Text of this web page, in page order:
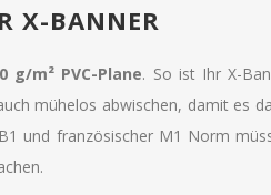
X-BANNER
g/m² PVC-Plane. So ist Ihr X-
mühelos abwischen, damit es
und französischer M1 Norm